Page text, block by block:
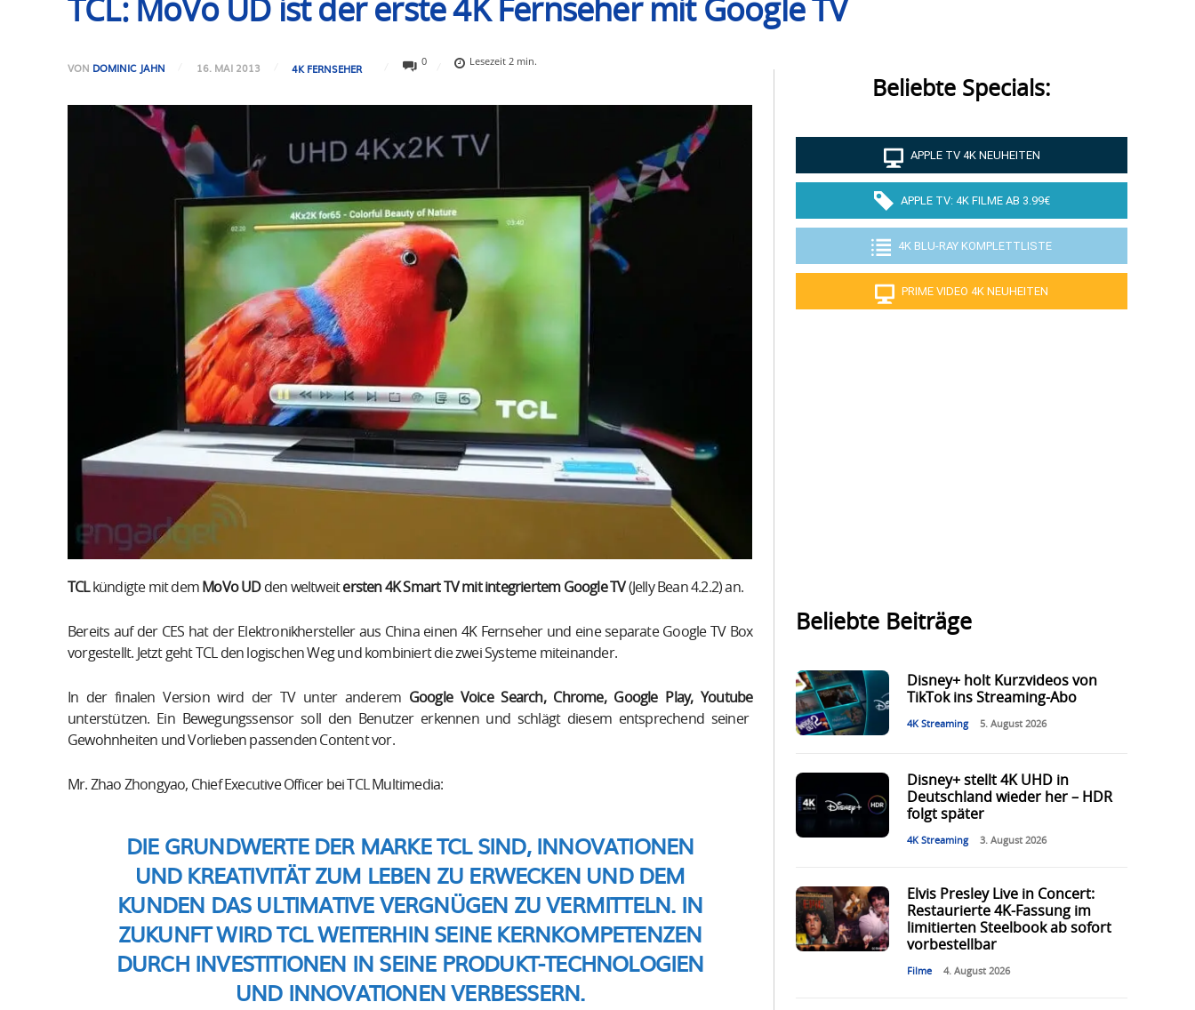
TCL: MoVo UD ist der erste 4K Fernseher mit Google TV
VON DOMINIC JAHN 16. MAI 2013 4K FERNSEHER
0 Lesezeit2 min.
TCLkündigte mit dem MoVoUDden weltweitersten 4K Smart TV mit integriertem Google TV(Jelly Bean4.2.2) an.
Bereits auf der CES hat der Elektronikhersteller aus China einen 4K Fernseher und eine separate Google TV Box
vorgestellt. Jetzt geht TCL den logischen Weg und kombiniert die zwei Systeme miteinander.
In der finalen Version wird der TV unter anderem Google Voice Search, Chrome, Google Play, Youtube
unterstützen. Ein
Bewegungssensorsoll den Benutzer erkennen und schlägt diesem entsprechend seiner
Gewohnheiten und Vorlieben passenden Contentvor.
Mr. Zhao Zhongyao, Chief Executive Officer bei TCL Multimedia:
DIE GRUNDWERTE DER MARKE TCL SIND, INNOVATIONEN
UND KREATIVITÄT ZUM LEBEN ZU ERWECKEN UND DEM
KUNDEN DAS ULTIMATIVE VERGNÜGEN ZU VERMITTELN. IN
ZUKUNFT WIRD TCL WEITERHIN SEINE KERNKOMPETENZEN
DURCH INVESTITIONEN IN SEINE PRODUKT-TECHNOLOGIEN
UND INNOVATIONEN VERBESSERN.
Beliebte Specials:
APPLE TV 4K NEUHEITEN
APPLE TV: 4K FILME AB 3.99€
4K BLU-RAY KOMPLETTLISTE
PRIME VIDEO 4K NEUHEITEN
Beliebte Beiträge
Disney+ holt Kurzvideos von
TikTok ins Streaming-Abo
4K Streaming 5. August 2026
Disney+ stellt 4K UHD in
Deutschland wieder her – HDR
folgt später
4K Streaming 3. August 2026
Elvis Presley Live in Concert:
Restaurierte 4K-Fassung im
limitierten Steelbook ab sofort
vorbestellbar
Filme 4. August 2026